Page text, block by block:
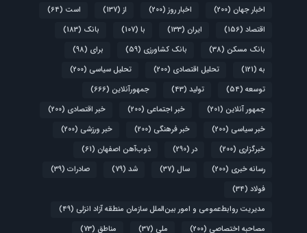
اخبار جهان (200) اخبار روز (200) از (137) است (64)
اقتصاد (156) ایران (133) با (107) بانک (183)
بانک مسکن (38) بانک کشاورزی (59) برای (98)
به (121) تحلیل اقتصادی (200) تحلیل سیاسی (200)
توسعه (54) تولید (43) جمهورآنلاین (666)
جمهور آنلاین (201) خبر اجتماعی (200) خبر اقتصادی (200)
خبر سیاسی (200) خبر فرهنگی (200) خبر ورزشی (200)
خبرگزاری (200) در (290) ذوب‌آهن اصفهان (61)
رسانه خبری (200) سال (37) شد (79) صادرات (39)
فولاد (34)
مدیریت روابط‌عمومی و امور بین‌الملل سازمان منطقه آزاد انزلی (49)
مصاحبه اختصاصی (200) ملی (37) مناطق (73)